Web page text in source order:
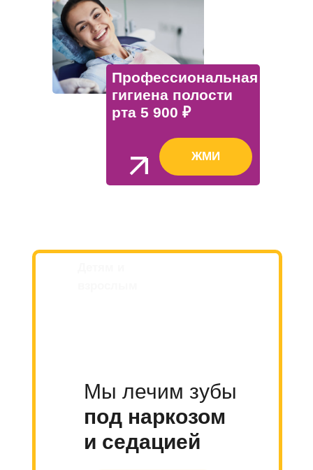
ЖМИ
Профессиональная
гигиена полости
рта 5 900 ₽
Мы лечим зубы
под наркозом
и седацией